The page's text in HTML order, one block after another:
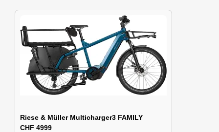
Riese & Müller Multicharger3 FAMILY
CHF 4999